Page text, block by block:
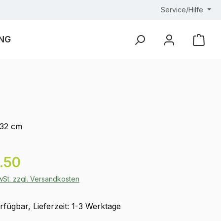
Service/Hilfe
cm
zzgl. Versandkosten
Lieferzeit: 1-3 Werktage